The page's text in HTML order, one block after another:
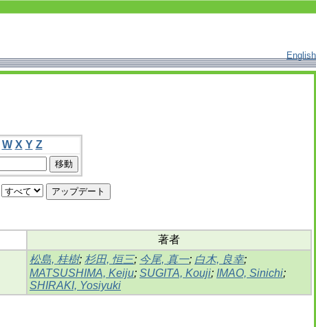
English
W X Y Z
著者
松島, 桂樹; 杉田, 恒三; 今尾, 真一; 白木, 良幸;
MATSUSHIMA, Keiju; SUGITA, Kouji; IMAO, Sinichi;
SHIRAKI, Yosiyuki